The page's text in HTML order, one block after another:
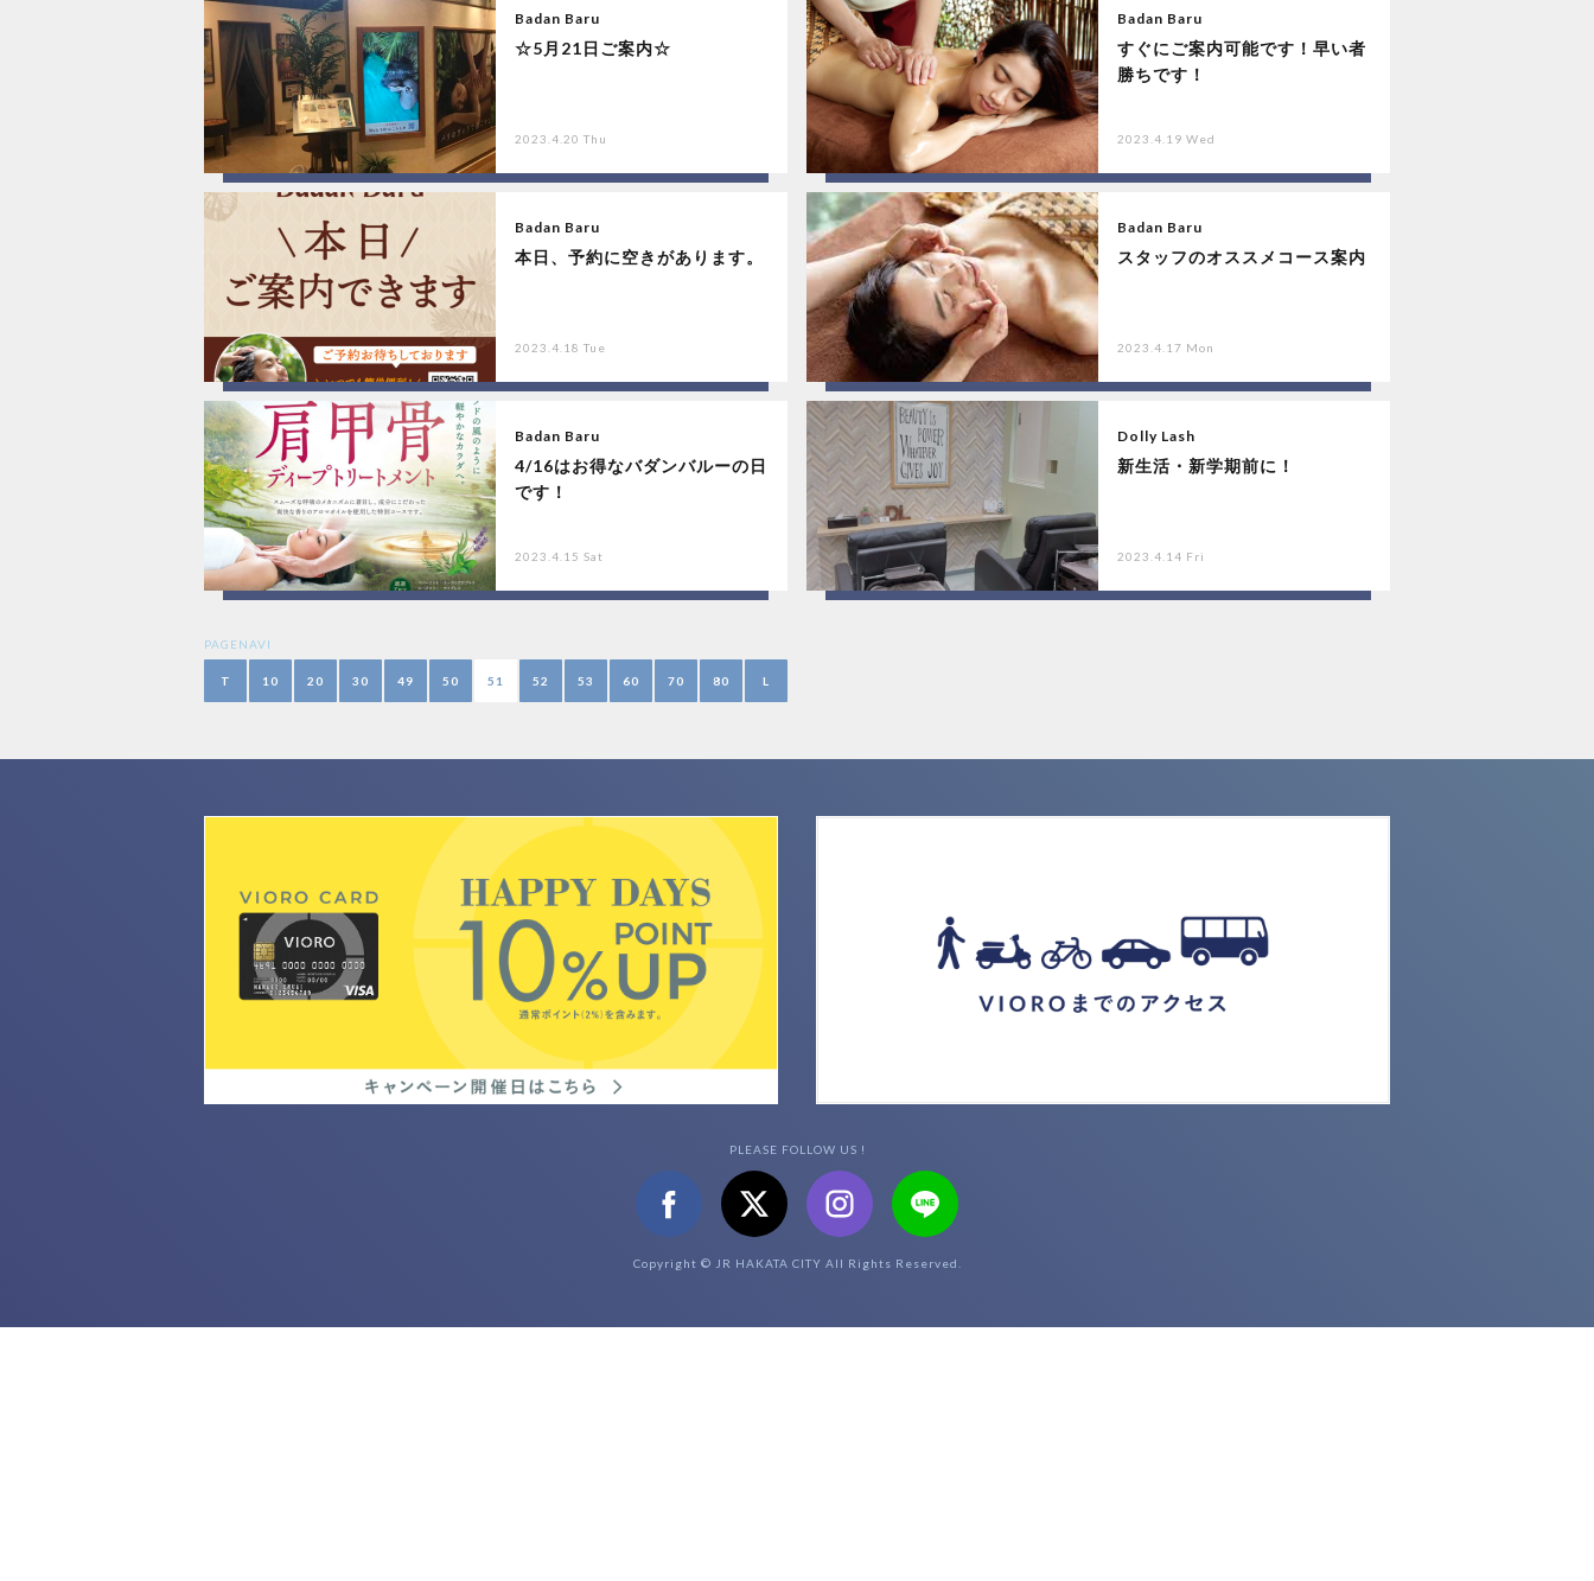
Badan Baru
☆5月21日ご案内☆
2023.4.20 Thu
Badan Baru
すぐにご案内可能です！早い者
勝ちです！
2023.4.19 Wed
Badan Baru
本日、予約に空きがあります。
2023.4.18 Tue
Badan Baru
スタッフのオススメコース案内
2023.4.17 Mon
Badan Baru
4/16はお得なバダンバルーの日
です！
2023.4.15 Sat
Dolly Lash
新生活・新学期前に！
2023.4.14 Fri
PAGENAVI
T 10 20 30 49 50 51 52 53 60 70 80 L
PLEASE FOLLOW US !
Copyright © JR HAKATA CITY All Rights Reserved.